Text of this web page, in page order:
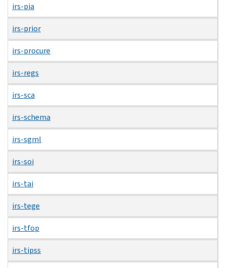
irs-pia
irs-prior
irs-procure
irs-regs
irs-sca
irs-schema
irs-sgml
irs-soi
irs-tai
irs-tege
irs-tfop
irs-tipss